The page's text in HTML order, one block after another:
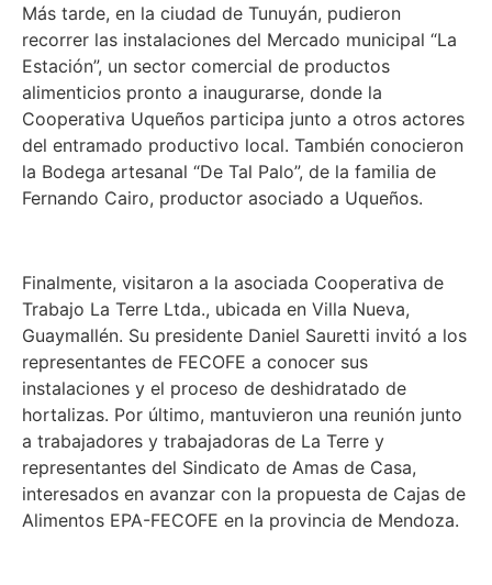
Más tarde, en la ciudad de Tunuyán, pudieron
recorrer las instalaciones del Mercado municipal “La
Estación”, un sector comercial de productos
alimenticios pronto a inaugurarse, donde la
Cooperativa Uqueños participa junto a otros actores
del entramado productivo local. También conocieron
la Bodega artesanal “De Tal Palo”, de la familia de
Fernando Cairo, productor asociado a Uqueños.
Finalmente, visitaron a la asociada Cooperativa de
Trabajo La Terre Ltda., ubicada en Villa Nueva,
Guaymallén. Su presidente Daniel Sauretti invitó a los
representantes de FECOFE a conocer sus
instalaciones y el proceso de deshidratado de
hortalizas. Por último, mantuvieron una reunión junto
a trabajadores y trabajadoras de La Terre y
representantes del Sindicato de Amas de Casa,
interesados en avanzar con la propuesta de Cajas de
Alimentos EPA-FECOFE en la provincia de Mendoza.